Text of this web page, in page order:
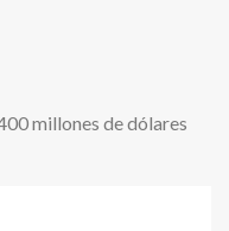
millones de dólares